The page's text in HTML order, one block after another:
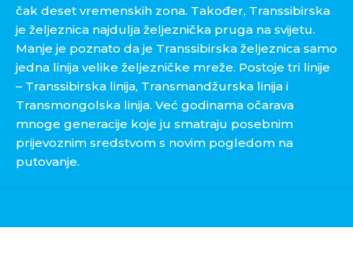
čak deset vremenskih zona. Također, Transsibirska
je željeznica najdulja željeznička pruga na svijetu.
Manje je poznato da je Transsibirska željeznica samo
jedna linija velike željezničke mreže. Postoje tri linije
– Transsibirska linija, Transmandžurska linija i
Transmongolska linija. Već godinama očarava
mnoge generacije koje ju smatraju posebnim
prijevoznim sredstvom s novim pogledom na
putovanje.